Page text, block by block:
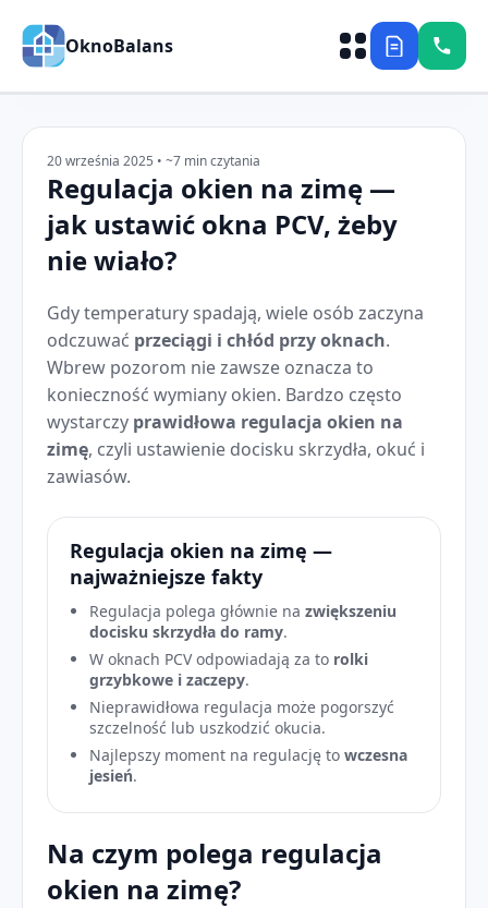
OknoBalans
20 września 2025 • ~7 min czytania
Regulacja okien na zimę —
jak ustawić okna PCV, żeby
nie wiało?
Gdy temperatury spadają, wiele osób zaczyna
odczuwać przeciągi i chłód przy oknach.
Wbrew pozorom nie zawsze oznacza to
konieczność wymiany okien. Bardzo często
wystarczy prawidłowa regulacja okien na
zimę, czyli ustawienie docisku skrzydła, okuć i
zawiasów.
Regulacja okien na zimę —
najważniejsze fakty
Regulacja polega głównie na zwiększeniu
docisku skrzydła do ramy.
W oknach PCV odpowiadają za to rolki
grzybkowe i zaczepy.
Nieprawidłowa regulacja może pogorszyć
szczelność lub uszkodzić okucia.
Najlepszy moment na regulację to wczesna
jesień.
Na czym polega regulacja
okien na zimę?